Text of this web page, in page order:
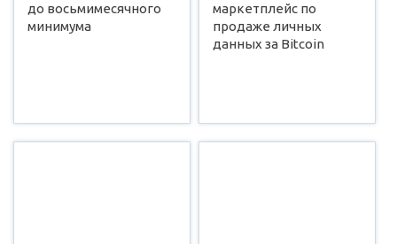
до восьмимесячного
минимума
маркетплейс по
продаже личных
данных за Bitcoin